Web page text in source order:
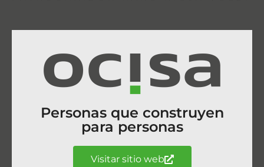
Personas que construyen
para personas
Visitar sitio web